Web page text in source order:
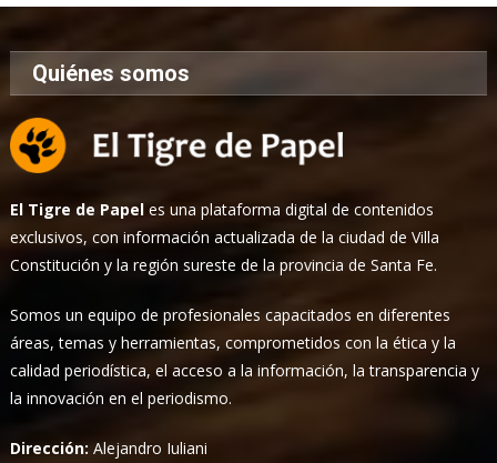
Quiénes somos
El Tigre de Papel es una plataforma digital de contenidos
exclusivos, con información actualizada de la ciudad de Villa
Constitución y la región sureste de la provincia de Santa Fe.
Somos un equipo de profesionales capacitados en diferentes
áreas, temas y herramientas, comprometidos con la ética y la
calidad periodística, el acceso a la información, la transparencia y
la innovación en el periodismo.
Dirección:Alejandro Iuliani